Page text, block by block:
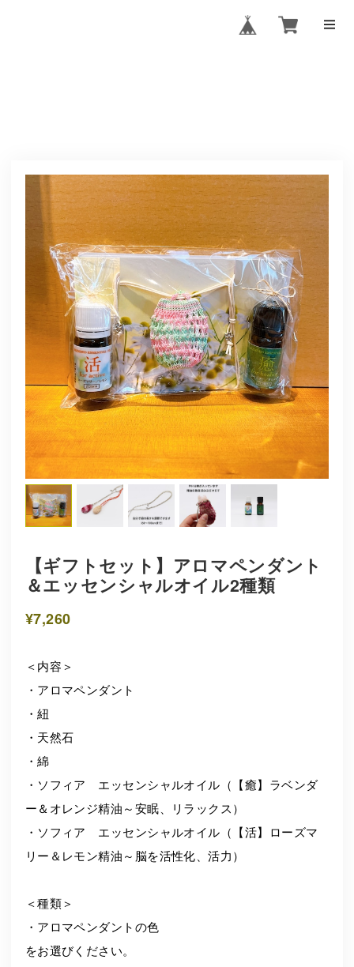
【ギフトセット】アロマペンダント
＆エッセンシャルオイル2種類
¥7,260
＜内容＞
・アロマペンダント
・紐
・天然石
・綿
・ソフィア エッセンシャルオイル（【癒】ラベンダ
ー＆オレンジ精油～安眠、リラックス）
・ソフィア エッセンシャルオイル（【活】ローズマ
リー＆レモン精油～脳を活性化、活力）
＜種類＞
・アロマペンダントの色
をお選びください。